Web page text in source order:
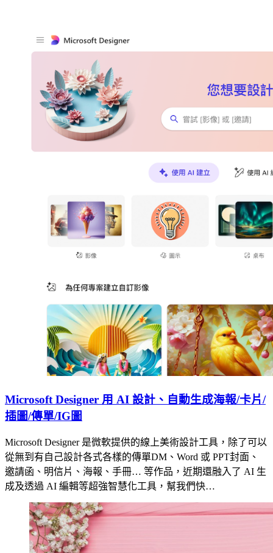
Microsoft Designer 用 AI 設計、自動生成海報/卡片/
插圖/傳單/IG圖
Microsoft Designer 是微軟提供的線上美術設計工具，除了可以
從無到有自己設計各式各樣的傳單DM、Word 或 PPT封面、
邀請函、明信片、海報、手冊… 等作品，近期還融入了 AI 生
成及透過 AI 編輯等超強智慧化工具，幫我們快…